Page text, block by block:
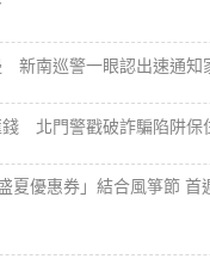
新南巡警一眼認出速通知
錢 北門警戳破詐騙陷阱保
夏優惠券」結合風箏節 首